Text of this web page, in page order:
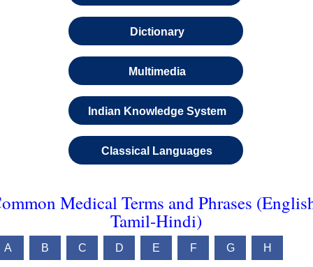
Dictionary
Multimedia
Indian Knowledge System
Classical Languages
Medical Terms and Phrases
Tamil-Hindi)
A B C D E F G H